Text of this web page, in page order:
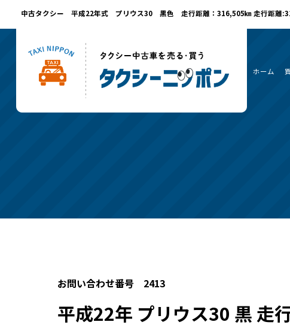
中古タクシー 平成22年式 プリウス30 黒色 走行距離：316,505㎞ 走行距離
ホーム
お問い合わせ番号 2413
平成22年 プリウス30 黒 走